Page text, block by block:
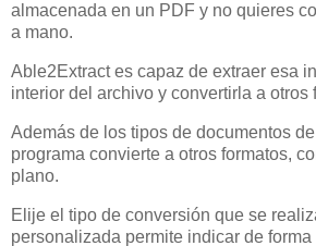
almacenada en un PDF y no quieres
a mano.
Able2Extract es capaz de extraer esa
interior del archivo y convertirla a otros
Además de los tipos de documentos
programa convierte a otros formatos,
plano.
Elije el tipo de conversión que se
personalizada permite indicar de forma